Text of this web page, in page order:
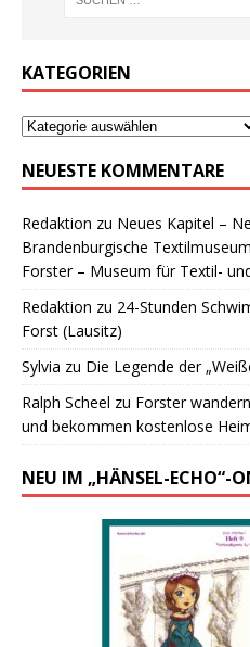
KATEGORIEN
NEUESTE KOMMENTARE
Redaktion zu Neues Kapitel –
Brandenburgische
Forster – Museum für Textil-
Redaktion zu 24-Stunden
Forst (Lausitz)
Sylvia zu Die Legende der
Ralph Scheel zu Forster
und bekommen kostenlose
NEU IM „HÄNSEL-ECHO“-